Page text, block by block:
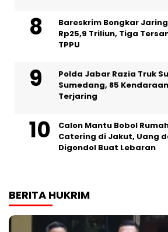
Bareskrim Bongkar
Rp25,9 Triliun, Tiga
TPPU
Polda Jabar Razia Truk
Sumedang, 85
Terjaring
Calon Mantu Bobol
Catering di Jakut, Uang
Digondol Buat Lebaran
BERITA HUKRIM